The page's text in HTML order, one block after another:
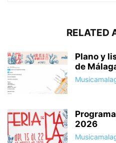
RELATED
Plano y
de
2026